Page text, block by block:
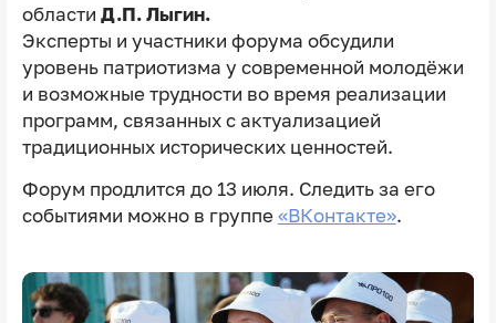
области Д.П. Лыгин.
Эксперты и участники форума обсудили
уровень патриотизма у современной молодёжи
и возможные трудности во время реализации
программ, связанных с актуализацией
традиционных исторических ценностей.
Форум продлится до 13 июля. Следить за его
событиями можно в группе «ВКонтакте».